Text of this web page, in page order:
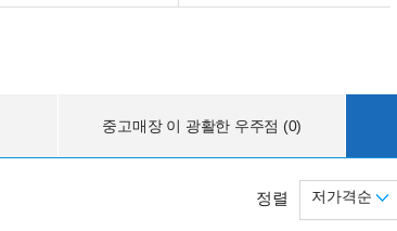
중고매장 이 광활한 우주점 (0)
정렬 저가격순